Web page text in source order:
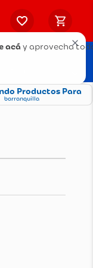
acá y aprovecha
Productos Para
barranquilla